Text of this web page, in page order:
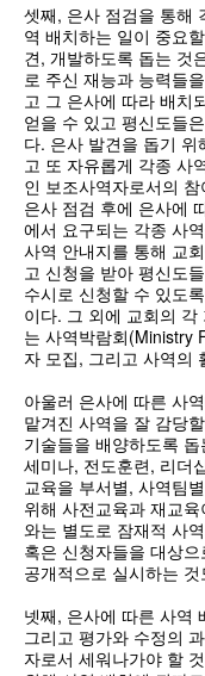
셋째, 은사 점검을 통해
역 배치하는 일이 중요
견, 개발하도록 돕는 것
로 주신 재능과 능력들
고 그 은사에 따라 배치
얻을 수 있고 평신도들
다. 은사 발견을 돕기
고 또 자유롭게 각종 사
인 보조사역자로서의
은사 점검 후에 은사에
에서 요구되는 각종 사
사역 안내지를 통해 교
고 신청을 받아 평신도
수시로 신청할 수 있도
이다. 그 외에 교회의
는 사역박람회(Ministry
자 모집, 그리고 사역
아울러 은사에 따른 사
맡겨진 사역을 잘 감당
기술들을 배양하도록
세미나, 전도훈련, 리더
교육을 부서별, 사역팀
위해 사전교육과 재교
와는 별도로 잠재적 사
혹은 신청자들을 대상
공개적으로 실시하는
넷째, 은사에 따른 사역
그리고 평가와 수정의
자로서 세워나가야 할